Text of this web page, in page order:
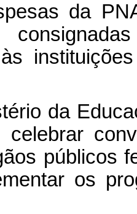
da
da
celebrar
públicos
os